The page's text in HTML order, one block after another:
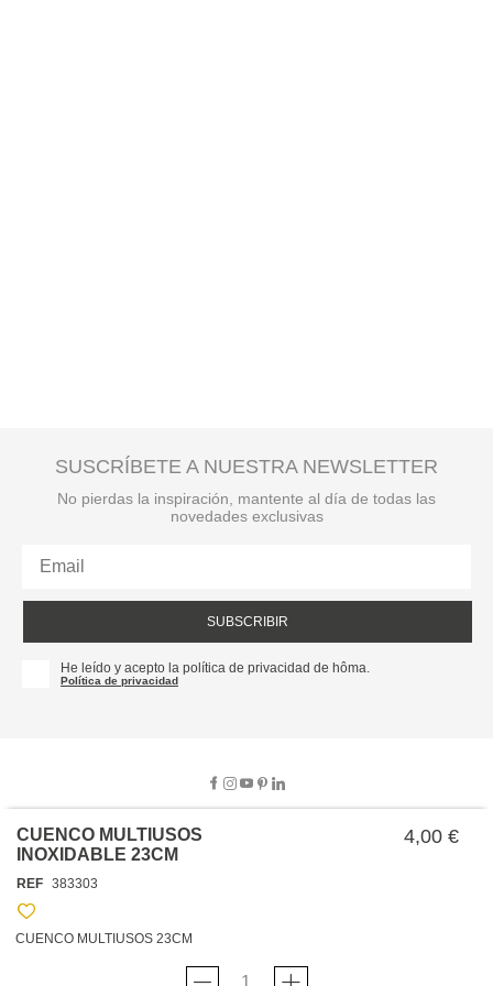
CUENCO MULTIUSOS
INOXIDABLE 23CM
4,00 €
REF 383303
CUENCO MULTIUSOS 23CM
SUSCRÍBETE A NUESTRA NEWSLETTER
No pierdas la inspiración, mantente al día de todas las
novedades exclusivas
SUBSCRIBIR
He leído y acepto la política de privacidad de hôma.
Política de privacidad
SOBRE NOSOTROS
TRABAJA CON NOSOTROS
PROTECCIÓN DE DATOS